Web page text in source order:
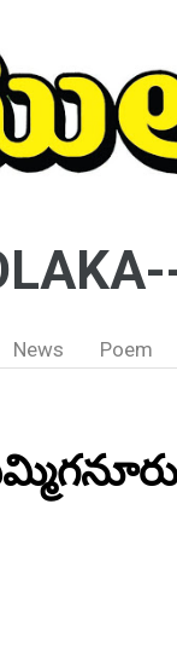
News Poem